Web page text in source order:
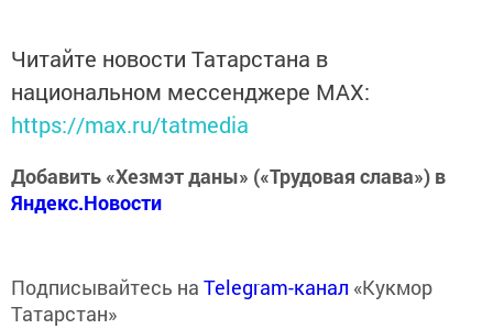
Читайте новости Татарстана в
национальном мессенджере MАХ:
https://max.ru/tatmedia
Добавить «Хезмэт даны» («Трудовая слава») в
Яндекс.Новости
Подписывайтесь на Telegram-канал «Кукмор
Татарстан»